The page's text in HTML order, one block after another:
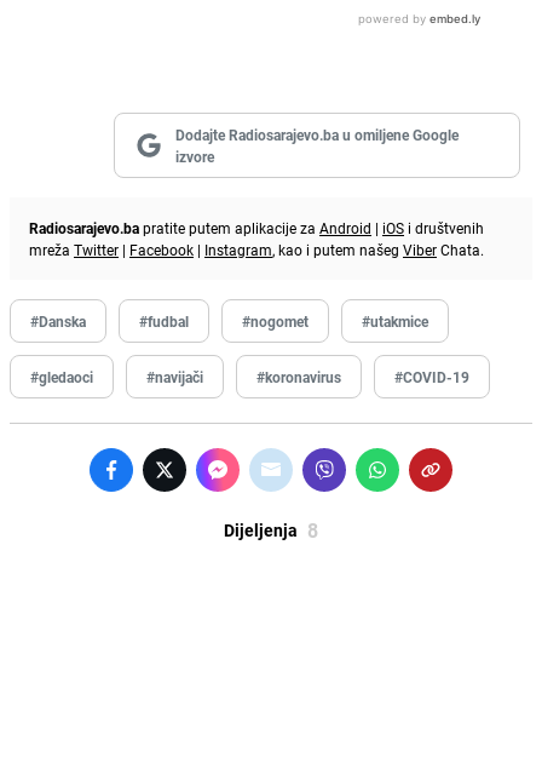
Dodajte Radiosarajevo.ba u omiljene Google
izvore
Radiosarajevo.bapratite putem aplikacije za Android | iOS i društvenih
mreža Twitter | Facebook | Instagram, kao i putem našeg ViberChata.
#Danska #fudbal #nogomet #utakmice
#gledaoci #navijači #koronavirus #COVID-19
Dijeljenja 8